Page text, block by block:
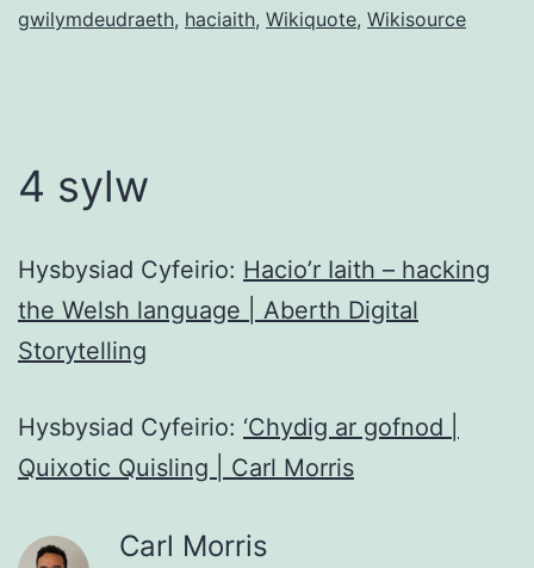
gwilymdeudraeth, haciaith, Wikiquote, Wikisource
4 sylw
Hysbysiad Cyfeirio: Hacio’r Iaith – hacking
the Welsh language | Aberth Digital
Storytelling
Hysbysiad Cyfeirio: ‘Chydig ar gofnod |
Quixotic Quisling | Carl Morris
Carl Morris